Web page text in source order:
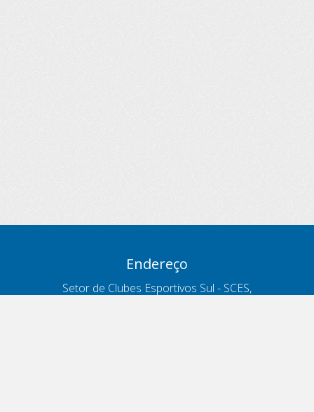
Endereço
Setor de Clubes Esportivos Sul - SCES,